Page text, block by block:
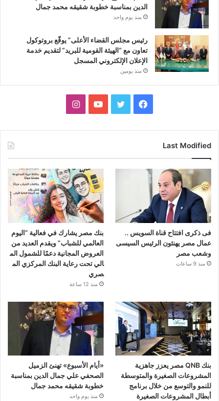
الدين بمناسبة خطوبة شقيقه محمد جمال
منذ يوم واحد
رئيس مجلس القضاء الأعلى” يوقّع بروتوكول
تعاون مع “الهيئة القومية للبريد” لتقديم خدمة
الإعلان الإلكتروني المسجل
منذ يومين
فيسبوك تويتر يوتيوبانستقرام
Last Modified
فى ذكرى افتتاح قناة السويس ..
عمال مصر يهنئون الرئيس السيسى
وشعب مصر
منذ 9 ساعات
بنك مصر يشارك في فعالية “اليوم
العالمي للشباب” ويقدم العديد من
العروض المجانية دعمًا للشمول الم
الي تحت رعاية البنك المركزي الم
صري
منذ 12 ساعة
بنك QNB مصر يعزز جاهزية
المشروعات الصغيرة والمتوسطة
للنمو والتوسع من خلال برنامج
أبطال المشروعات الصغيرة
«أيام الأسبوع» تهنئ الزميل
الصحفي علي جمال الدين بمناسبة
خطوبة شقيقه محمد جمال
منذ يوم واحد